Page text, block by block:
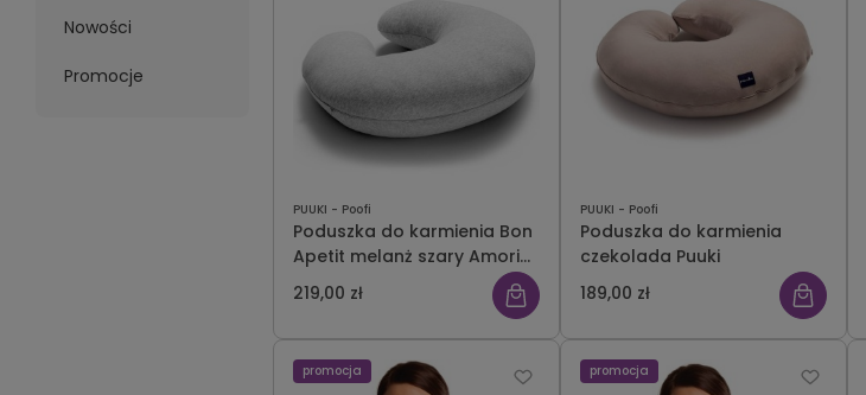
Nowości
Promocje
PUUKI - Poofi
Poduszka do karmienia Bon
Apetit melanż szary Amori
Amori
219,00 zł
PUUKI - Poofi
Poduszka do karmienia
czekolada Puuki
189,00 zł
promocja promocja